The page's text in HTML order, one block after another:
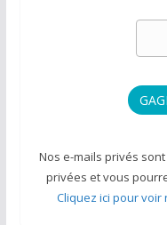
Nos e-mails privés
privées et vous
Cliquez ici pour